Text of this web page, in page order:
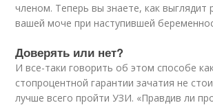
членом. Теперь вы знаете, как выглядит
вашей моче при наступившей
Доверять или нет?
И все-таки говорить об этом способе
стопроцентной гарантии зачатия не
лучше всего пройти УЗИ. «Правдив ли